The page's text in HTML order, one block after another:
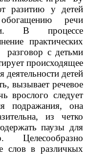
разитию у детей
речи
В процессе
практических
разговор с детьми
происходящее
деятельности детей
вызывает речевое
врослого следует
подражания, она
из четко
паузы для
Целесообразно
слов в различкых